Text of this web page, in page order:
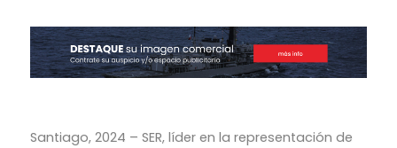
Santiago, 2024 – SER, líder en la representación de